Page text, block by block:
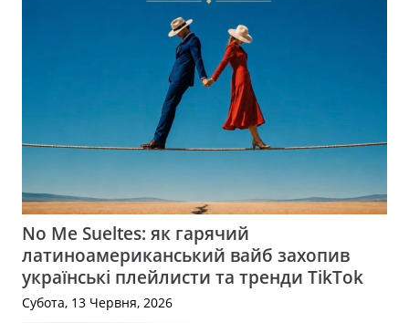
No Me Sueltes: як гарячий
латиноамериканський вайб захопив
українські плейлисти та тренди TikTok
Субота, 13 Червня, 2026